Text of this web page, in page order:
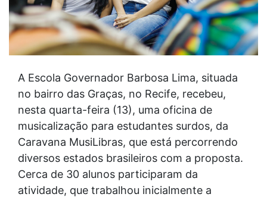
A Escola Governador Barbosa Lima, situada
no bairro das Graças, no Recife, recebeu,
nesta quarta-feira (13), uma oficina de
musicalização para estudantes surdos, da
Caravana MusiLibras, que está percorrendo
diversos estados brasileiros com a proposta.
Cerca de 30 alunos participaram da
atividade, que trabalhou inicialmente a